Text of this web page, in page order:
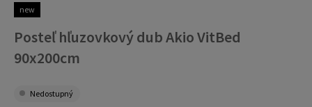
new
Posteľ hľuzovkový dub Akio VitBed
90x200cm
Nedostupný